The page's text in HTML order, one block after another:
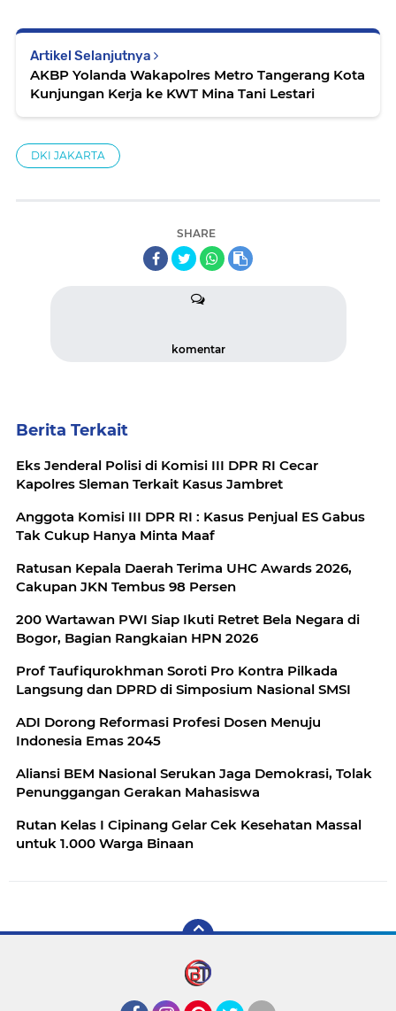
Artikel Selanjutnya
AKBP Yolanda Wakapolres Metro Tangerang Kota
Kunjungan Kerja ke KWT Mina Tani Lestari
DKI JAKARTA
SHARE
komentar
Berita Terkait
Eks Jenderal Polisi di Komisi III DPR RI Cecar
Kapolres Sleman Terkait Kasus Jambret
Anggota Komisi III DPR RI : Kasus Penjual ES Gabus
Tak Cukup Hanya Minta Maaf
Ratusan Kepala Daerah Terima UHC Awards 2026,
Cakupan JKN Tembus 98 Persen
200 Wartawan PWI Siap Ikuti Retret Bela Negara di
Bogor, Bagian Rangkaian HPN 2026
Prof Taufiqurokhman Soroti Pro Kontra Pilkada
Langsung dan DPRD di Simposium Nasional SMSI
ADI Dorong Reformasi Profesi Dosen Menuju
Indonesia Emas 2045
Aliansi BEM Nasional Serukan Jaga Demokrasi, Tolak
Penunggangan Gerakan Mahasiswa
Rutan Kelas I Cipinang Gelar Cek Kesehatan Massal
untuk 1.000 Warga Binaan